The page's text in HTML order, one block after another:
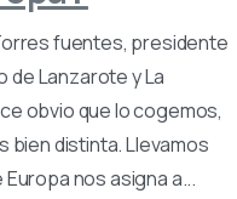
fuentes, presidente
de Lanzarote y La
obvio que lo cogemos,
bien distinta. Llevamos
nos asigna a...